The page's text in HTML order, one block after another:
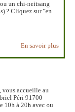
un chi-neitsang
? Cliquez sur "en
En savoir plus
vous accueille au
Péri 91700
10h à 20h avec ou